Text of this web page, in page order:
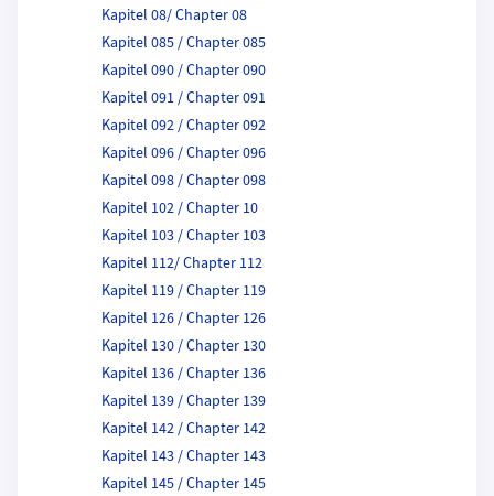
Kapitel 08/ Chapter 08
Kapitel 085 / Chapter 085
Kapitel 090 / Chapter 090
Kapitel 091 / Chapter 091
Kapitel 092 / Chapter 092
Kapitel 096 / Chapter 096
Kapitel 098 / Chapter 098
Kapitel 102 / Chapter 10
Kapitel 103 / Chapter 103
Kapitel 112/ Chapter 112
Kapitel 119 / Chapter 119
Kapitel 126 / Chapter 126
Kapitel 130 / Chapter 130
Kapitel 136 / Chapter 136
Kapitel 139 / Chapter 139
Kapitel 142 / Chapter 142
Kapitel 143 / Chapter 143
Kapitel 145 / Chapter 145